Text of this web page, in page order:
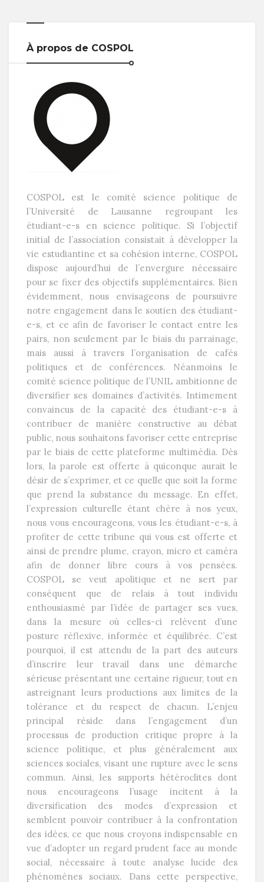
À propos de COSPOL
COSPOL est le comité science politique de
l’Université de Lausanne regroupant les
étudiant-e-s en science politique. Si l’objectif
initial de l’association consistait à développer la
vie estudiantine et sa cohésion interne, COSPOL
dispose aujourd’hui de l’envergure nécessaire
pour se fixer des objectifs supplémentaires. Bien
évidemment, nous envisageons de poursuivre
notre engagement dans le soutien des étudiant-
e-s, et ce afin de favoriser le contact entre les
pairs, non seulement par le biais du parrainage,
mais aussi à travers l’organisation de cafés
politiques et de conférences. Néanmoins le
comité science politique de l’UNIL ambitionne de
diversifier ses domaines d’activités. Intimement
convaincus de la capacité des étudiant-e-s à
contribuer de manière constructive au débat
public, nous souhaitons favoriser cette entreprise
par le biais de cette plateforme multimédia. Dès
lors, la parole est offerte à quiconque aurait le
désir de s’exprimer, et ce quelle que soit la forme
que prend la substance du message. En effet,
l’expression culturelle étant chère à nos yeux,
nous vous encourageons, vous les étudiant-e-s, à
profiter de cette tribune qui vous est offerte et
ainsi de prendre plume, crayon, micro et caméra
afin de donner libre cours à vos pensées.
COSPOL se veut apolitique et ne sert par
conséquent que de relais à tout individu
enthousiasmé par l’idée de partager ses vues,
dans la mesure où celles-ci relèvent d’une
posture réflexive, informée et équilibrée. C’est
pourquoi, il est attendu de la part des auteurs
d’inscrire leur travail dans une démarche
sérieuse présentant une certaine rigueur, tout en
astreignant leurs productions aux limites de la
tolérance et du respect de chacun. L’enjeu
principal réside dans l’engagement d’un
processus de production critique propre à la
science politique, et plus généralement aux
sciences sociales, visant une rupture avec le sens
commun. Ainsi, les supports hétéroclites dont
nous encourageons l’usage incitent à la
diversification des modes d’expression et
semblent pouvoir contribuer à la confrontation
des idées, ce que nous croyons indispensable en
vue d’adopter un regard prudent face au monde
social, nécessaire à toute analyse lucide des
phénomènes sociaux. Dans cette perspective,